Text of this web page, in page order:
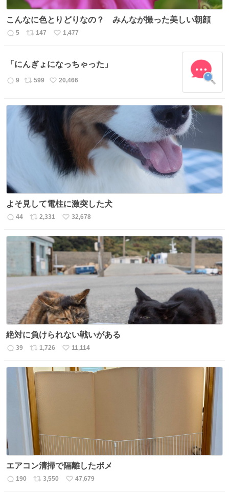
こんなに色とりどりなの？ みんなが撮った美しい朝顔
返
数
5
リ
ス
ト
数
147
い
ね
数
1,477
「にんぎょになっちゃった」
返
数
9
リ
ス
ト
数
599
い
ね
20,466
よそ見して電柱に激突した犬
返
数
44
リ
ス
ト
数
2,331
い
ね
数
32,678
絶対に負けられない戦いがある
返
39
リ
ス
ト
数
1,726
い
ね
11,114
エアコン清掃で隔離したポメ
返
190
リ
3,550
い
47,679